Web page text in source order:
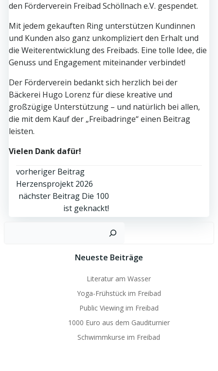
den Förderverein Freibad Schöllnach e.V. gespendet.
Mit jedem gekauften Ring unterstützen Kundinnen
und Kunden also ganz unkompliziert den Erhalt und
die Weiterentwicklung des Freibads. Eine tolle Idee, die
Genuss und Engagement miteinander verbindet!
Der Förderverein bedankt sich herzlich bei der
Bäckerei Hugo Lorenz für diese kreative und
großzügige Unterstützung – und natürlich bei allen,
die mit dem Kauf der „Freibadringe“ einen Beitrag
leisten.
Vielen Dank dafür!
Post
navigation
vorheriger Beitrag
Herzensprojekt 2026
Post
navigation
nächster Beitrag Die 100
ist geknackt!
Neueste Beiträge
Literatur am Wasser
Yoga-Frühstück im Freibad
Public Viewing im Freibad
1000 Euro aus dem Gauditurnier
Schwimmkurse im Freibad